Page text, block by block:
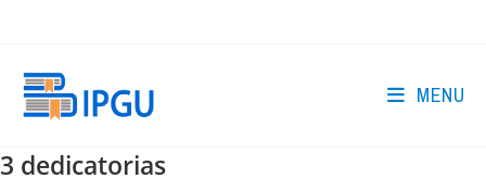
MENU
3 dedicatorias